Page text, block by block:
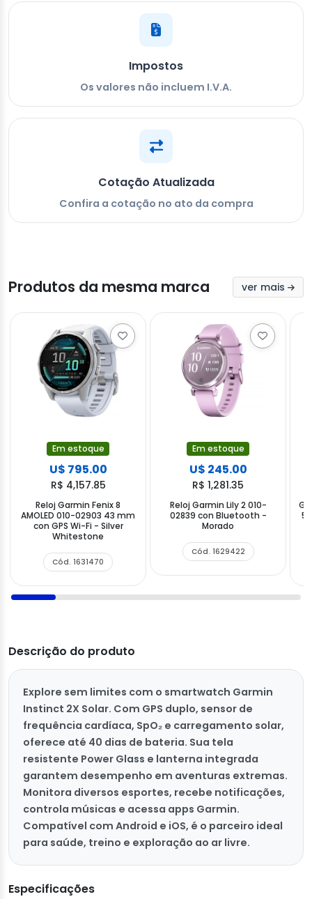
Impostos
Os valores não incluem I.V.A.
Cotação Atualizada
Confira a cotação no ato da compra
Produtos da mesma marca ver mais
Em estoque
U$ 795.00
R$ 4,157.85
Reloj Garmin Fenix 8
AMOLED 010-02903 43 mm
con GPS Wi-Fi - Silver
Whitestone
Cód. 1631470
Em estoque
U$ 245.00
R$ 1,281.35
Reloj Garmin Lily 2 010-
02839 con Bluetooth -
Morado
Cód. 1629422
Descrição do produto
Explore sem limites com o smartwatch Garmin
Instinct 2X Solar. Com GPS duplo, sensor de
frequência cardíaca, SpO₂ e carregamento solar,
oferece até 40 dias de bateria. Sua tela
resistente Power Glass e lanterna integrada
garantem desempenho em aventuras extremas.
Monitora diversos esportes, recebe notificações,
controla músicas e acessa apps Garmin.
Compatível com Android e iOS, é o parceiro ideal
para saúde, treino e exploração ao ar livre.
Especificações